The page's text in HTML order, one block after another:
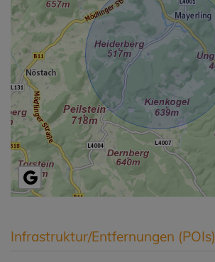
Infrastruktur/Entfernungen (POIs)